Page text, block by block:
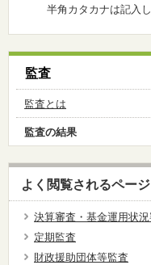
半角カタカナは記入
監査
監査とは
監査の結果
よく閲覧されるページ
決算審査・基金運用状況
定期監査
財政援助団体等監査